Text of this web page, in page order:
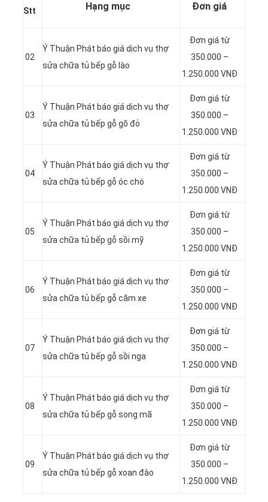
Stt Hạng mục Đơn giá
02
Ý Thuận Phát báo giá dịch vụ thợ
sửa chữa tủ bếp gỗ lào
Đơn giá từ
350.000 –
1.250.000 VNĐ
03
Ý Thuận Phát báo giá dịch vụ thợ
sửa chữa tủ bếp gỗ gõ đỏ
Đơn giá từ
350.000 –
1.250.000 VNĐ
04
Ý Thuận Phát báo giá dịch vụ thợ
sửa chữa tủ bếp gỗ óc chó
Đơn giá từ
350.000 –
1.250.000 VNĐ
05
Ý Thuận Phát báo giá dịch vụ thợ
sửa chữa tủ bếp gỗ sồi mỹ
Đơn giá từ
350.000 –
1.250.000 VNĐ
06
Ý Thuận Phát báo giá dịch vụ thợ
sửa chữa tủ bếp gỗ căm xe
Đơn giá từ
350.000 –
1.250.000 VNĐ
07
Ý Thuận Phát báo giá dịch vụ thợ
sửa chữa tủ bếp gỗ sồi nga
Đơn giá từ
350.000 –
1.250.000 VNĐ
08
Ý Thuận Phát báo giá dịch vụ thợ
sửa chữa tủ bếp gỗ song mã
Đơn giá từ
350.000 –
1.250.000 VNĐ
09
Ý Thuận Phát báo giá dịch vụ thợ
sửa chữa tủ bếp gỗ xoan đào
Đơn giá từ
350.000 –
1.250.000 VNĐ